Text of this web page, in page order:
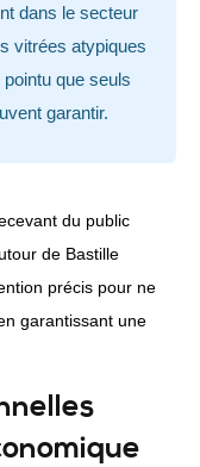
dans le secteur
vitrées atypiques
que seuls
garantir.
du public
de Bastille
précis pour ne
garantissant une